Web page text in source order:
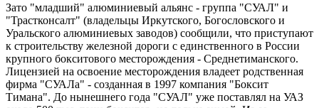
Зато "младший" алюминиевый альянс - группа "СУАЛ" и
"Трастконсалт" (владельцы Иркутского, Богословского и
Уральского алюминиевых заводов) сообщили, что приступают
к строительству железной дороги с единственного в России
крупного бокситового месторождения - Среднетиманского.
Лицензией на освоение месторождения владеет родственная
фирма "СУАЛа" - созданная в 1997 компания "Боксит
Тимана". До нынешнего года "СУАЛ" уже поставлял на УАЗ